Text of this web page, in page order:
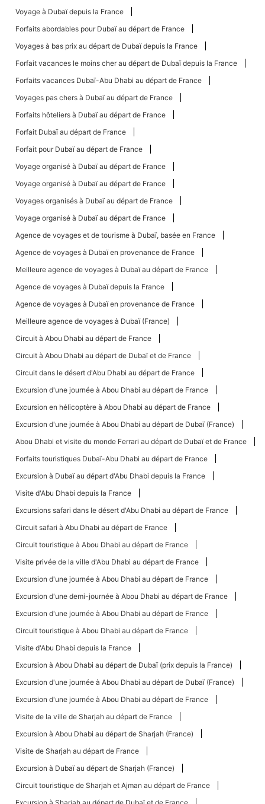
Voyage à Dubaï depuis la France
Forfaits abordables pour Dubaï au départ de France
Voyages à bas prix au départ de Dubaï depuis la France
Forfait vacances le moins cher au départ de Dubaï depuis la France
Forfaits vacances Dubaï-Abu Dhabi au départ de France
Voyages pas chers à Dubaï au départ de France
Forfaits hôteliers à Dubaï au départ de France
Forfait Dubaï au départ de France
Forfait pour Dubaï au départ de France
Voyage organisé à Dubaï au départ de France
Voyage organisé à Dubaï au départ de France
Voyages organisés à Dubaï au départ de France
Voyage organisé à Dubaï au départ de France
Agence de voyages et de tourisme à Dubaï, basée en France
Agence de voyages à Dubaï en provenance de France
Meilleure agence de voyages à Dubaï au départ de France
Agence de voyages à Dubaï depuis la France
Agence de voyages à Dubaï en provenance de France
Meilleure agence de voyages à Dubaï (France)
Circuit à Abou Dhabi au départ de France
Circuit à Abou Dhabi au départ de Dubaï et de France
Circuit dans le désert d'Abu Dhabi au départ de France
Excursion d'une journée à Abou Dhabi au départ de France
Excursion en hélicoptère à Abou Dhabi au départ de France
Excursion d'une journée à Abou Dhabi au départ de Dubaï (France)
Abou Dhabi et visite du monde Ferrari au départ de Dubaï et de France
Forfaits touristiques Dubaï-Abu Dhabi au départ de France
Excursion à Dubaï au départ d'Abu Dhabi depuis la France
Visite d'Abu Dhabi depuis la France
Excursions safari dans le désert d'Abu Dhabi au départ de France
Circuit safari à Abu Dhabi au départ de France
Circuit touristique à Abou Dhabi au départ de France
Visite privée de la ville d'Abu Dhabi au départ de France
Excursion d'une journée à Abou Dhabi au départ de France
Excursion d'une demi-journée à Abou Dhabi au départ de France
Excursion d'une journée à Abou Dhabi au départ de France
Circuit touristique à Abou Dhabi au départ de France
Visite d'Abu Dhabi depuis la France
Excursion à Abou Dhabi au départ de Dubaï (prix depuis la France)
Excursion d'une journée à Abou Dhabi au départ de Dubaï (France)
Excursion d'une journée à Abou Dhabi au départ de France
Visite de la ville de Sharjah au départ de France
Excursion à Abou Dhabi au départ de Sharjah (France)
Visite de Sharjah au départ de France
Excursion à Dubaï au départ de Sharjah (France)
Circuit touristique de Sharjah et Ajman au départ de France